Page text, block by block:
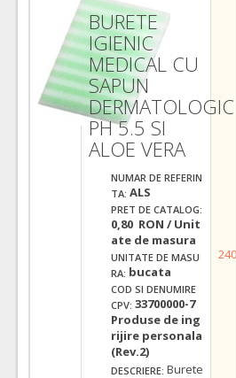
BURETE
IGIENIC
MEDICAL CU
SAPUN
DERMATOLOGIC
PH 5.5 SI
ALOE VERA
NUMAR DE REFERIN
TA: ALS
PRET DE CATALOG:
0,80 RON / Unit
ate de masura
UNITATE DE MASU
RA: bucata
COD SI DENUMIRE
CPV: 33700000-7
Produse de ing
rijire personala
(Rev.2)
DESCRIERE: Burete